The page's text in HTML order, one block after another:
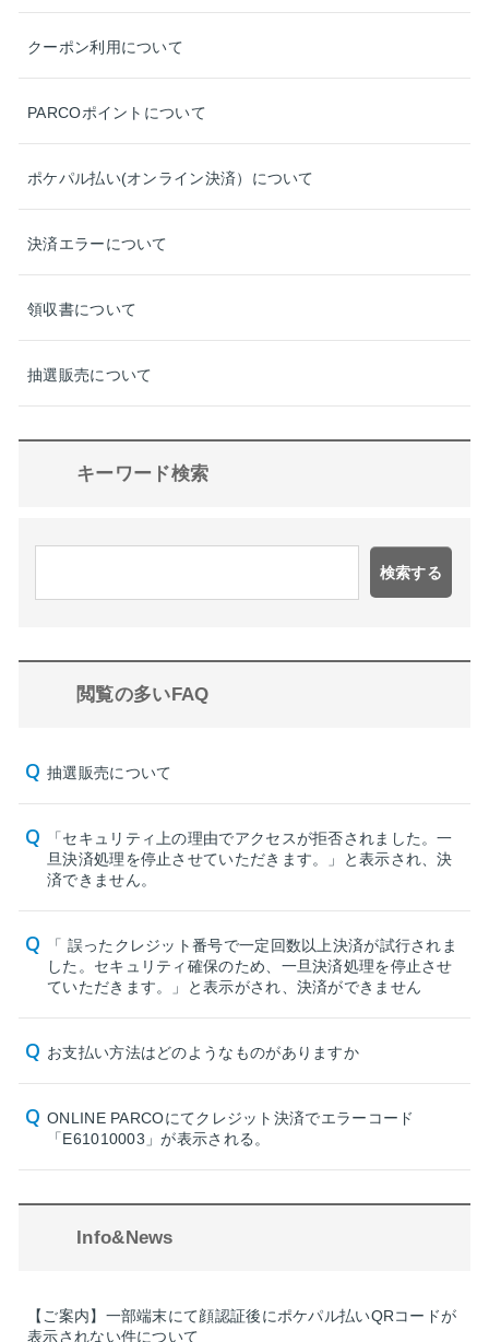
クーポン利用について
PARCOポイントについて
ポケパル払い(オンライン決済）について
決済エラーについて
領収書について
抽選販売について
キーワード検索
検索する
閲覧の多いFAQ
抽選販売について
「セキュリティ上の理由でアクセスが拒否されました。一
旦決済処理を停止させていただきます。」と表示され、決
済できません。
「 誤ったクレジット番号で一定回数以上決済が試行されま
した。セキュリティ確保のため、一旦決済処理を停止させ
ていただきます。」と表示がされ、決済ができません
お支払い方法はどのようなものがありますか
ONLINE PARCOにてクレジット決済でエラーコード
「E61010003」が表示される。
Info&News
【ご案内】一部端末にて顔認証後にポケパル払いQRコードが
表示されない件について